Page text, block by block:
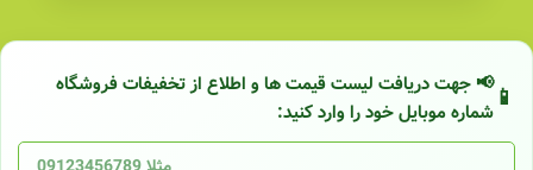
📢 جهت دریافت لیست قیمت ها و اطلاع از تخفیفات فروشگاه
شماره موبایل خود را وارد کنید: